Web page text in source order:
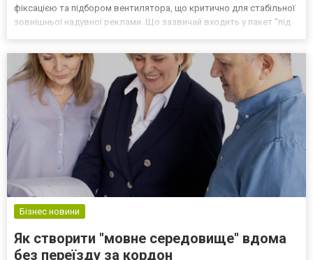
фіксацією та підбором вентилятора, що критично для стабільної
зовнішньої надувної реклами. Що зазвичай входить у пакет “під
Бізнес новини
Як створити "мовне середовище" вдома
без переїзду за кордон